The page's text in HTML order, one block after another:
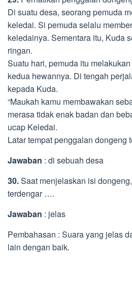
Di suatu desa, seorang pemuda
keledai. Si pemuda selalu
keledainya. Sementara itu, Kuda
ringan.
Suatu hari, pemuda itu
kedua hewannya. Di tengah
kepada Kuda.
“Maukah kamu membawakan
merasa tidak enak badan dan
ucap Keledai.
Latar tempat penggalan
Jawaban : di sebuah desa
30.Saat menjelaskan isi
terdengar ….
Jawaban : jelas
Pembahasan : Suara yang jelas
lain dengan baik.